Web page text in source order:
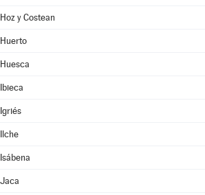
Hoz y Costean
Huerto
Huesca
Ibieca
Igriés
Ilche
Isábena
Jaca